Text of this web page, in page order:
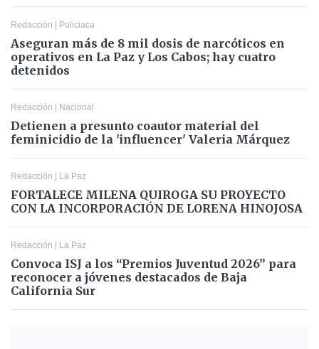
Redacción Policiaca
Aseguran más de 8 mil dosis de narcóticos en
operativos en La Paz y Los Cabos; hay cuatro
detenidos
Redacción Nacional
Detienen a presunto coautor material del
feminicidio de la 'influencer' Valeria Márquez
Redacción La Paz
FORTALECE MILENA QUIROGA SU PROYECTO
CON LA INCORPORACIÓN DE LORENA HINOJOSA
Redacción La Paz
Convoca ISJ a los “Premios Juventud 2026” para
reconocer a jóvenes destacados de Baja
California Sur